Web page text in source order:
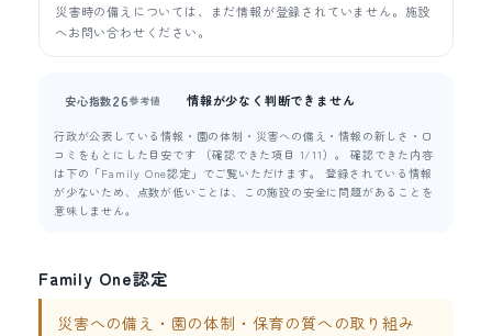
災害時の備えについては、まだ情報が登録されていません。施設
へお問い合わせください。
安心指数26参考値 情報が少なく判断できません
行政が公表している情報・園の体制・災害への備え・情報の新しさ・口
コミをもとにした目安です （確認できた項目 1/11）。 確認できた内容
は下の「Family One認定」でご覧いただけます。 登録されている情報
が少ないため、点数が低いことは、この施設の安全に問題があることを
意味しません。
Family One認定
災害への備え・園の体制・保育の質への取り組み